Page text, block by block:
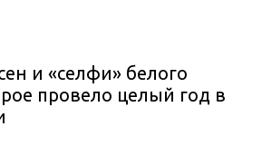
и «селфи» белого
провело целый год в